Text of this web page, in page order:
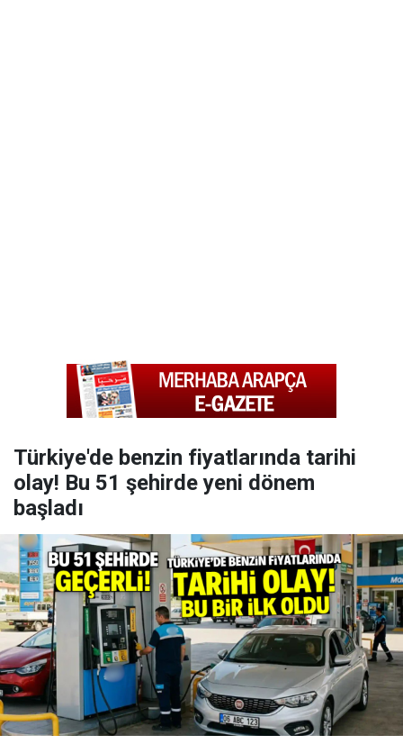
Türkiye'de benzin fiyatlarında tarihi
olay! Bu 51 şehirde yeni dönem
başladı